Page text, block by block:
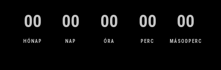
00
HÓNAP
00
NAP
00
ÓRA
00
PERC
00
MÁSODPERC